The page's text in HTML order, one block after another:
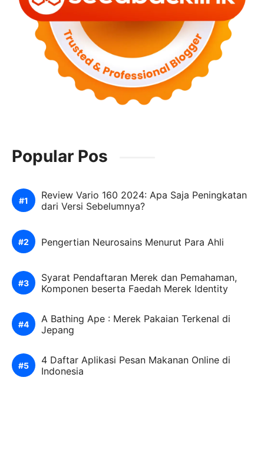
Popular Pos
Review Vario 160 2024: Apa Saja Peningkatan
dari Versi Sebelumnya?
Pengertian Neurosains Menurut Para Ahli
Syarat Pendaftaran Merek dan Pemahaman,
Komponen beserta Faedah Merek Identity
A Bathing Ape : Merek Pakaian Terkenal di
Jepang
4 Daftar Aplikasi Pesan Makanan Online di
Indonesia